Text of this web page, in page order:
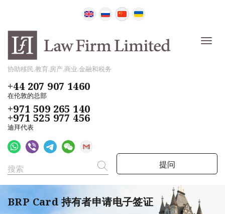
协助移民,教育,房产,商业,金融和税务
+44 207 907 1460
在伦敦的总部
+971 509 265 140
+971 525 977 456
迪拜代表
提问
BRP Card 持有者申请电子签证